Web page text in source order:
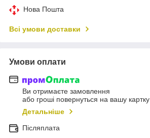
Нова Пошта
Всі умови доставки
Умови оплати
Ви отримаєте замовлення
або гроші повернуться на вашу картку
Детальніше
Післяплата